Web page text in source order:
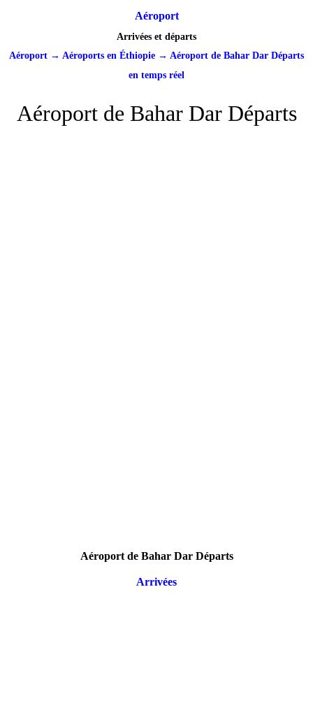
Aéroport
Arrivées et départs
Aéroport → Aéroports en Éthiopie → Aéroport de Bahar Dar Départs
en temps réel
Aéroport de Bahar Dar Départs
Aéroport de Bahar Dar Départs
Arrivées